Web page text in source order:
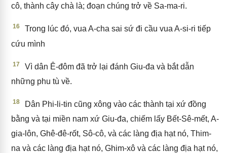
cô, thành cây chà là; đoạn chúng trở về Sa-ma-ri.
16
Trong lúc đó, vua A-cha sai sứ đi cầu vua A-si-ri tiếp
cứu mình
17
Vì dân Ê-đôm đã trở lại đánh Giu-đa và bắt dẫn
những phu tù về.
18
Dân Phi-li-tin cũng xông vào các thành tại xứ đồng
bằng và tại miền nam xứ Giu-đa, chiếm lấy Bết-Sê-mết, A-
gia-lôn, Ghê-đê-rốt, Sô-cô, và các làng địa hạt nó, Thim-
na và các làng địa hạt nó, Ghim-xô và các làng địa hạt nó,